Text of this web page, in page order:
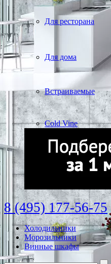
Для ресторана
Для дома
Встраиваемые
Cold Vine
8 (495) 177-56-75
Холодильники
Морозильники
Винные шкафы